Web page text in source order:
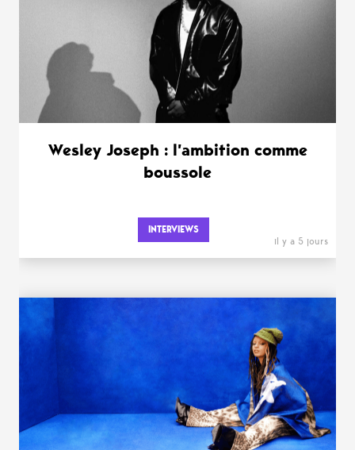
Wesley Joseph : l’ambition comme
boussole
INTERVIEWS
il y a 5 jours